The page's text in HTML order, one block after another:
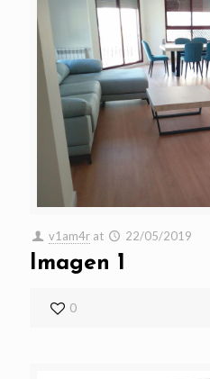
v1am4r at 22/05/2019
Imagen 1
0